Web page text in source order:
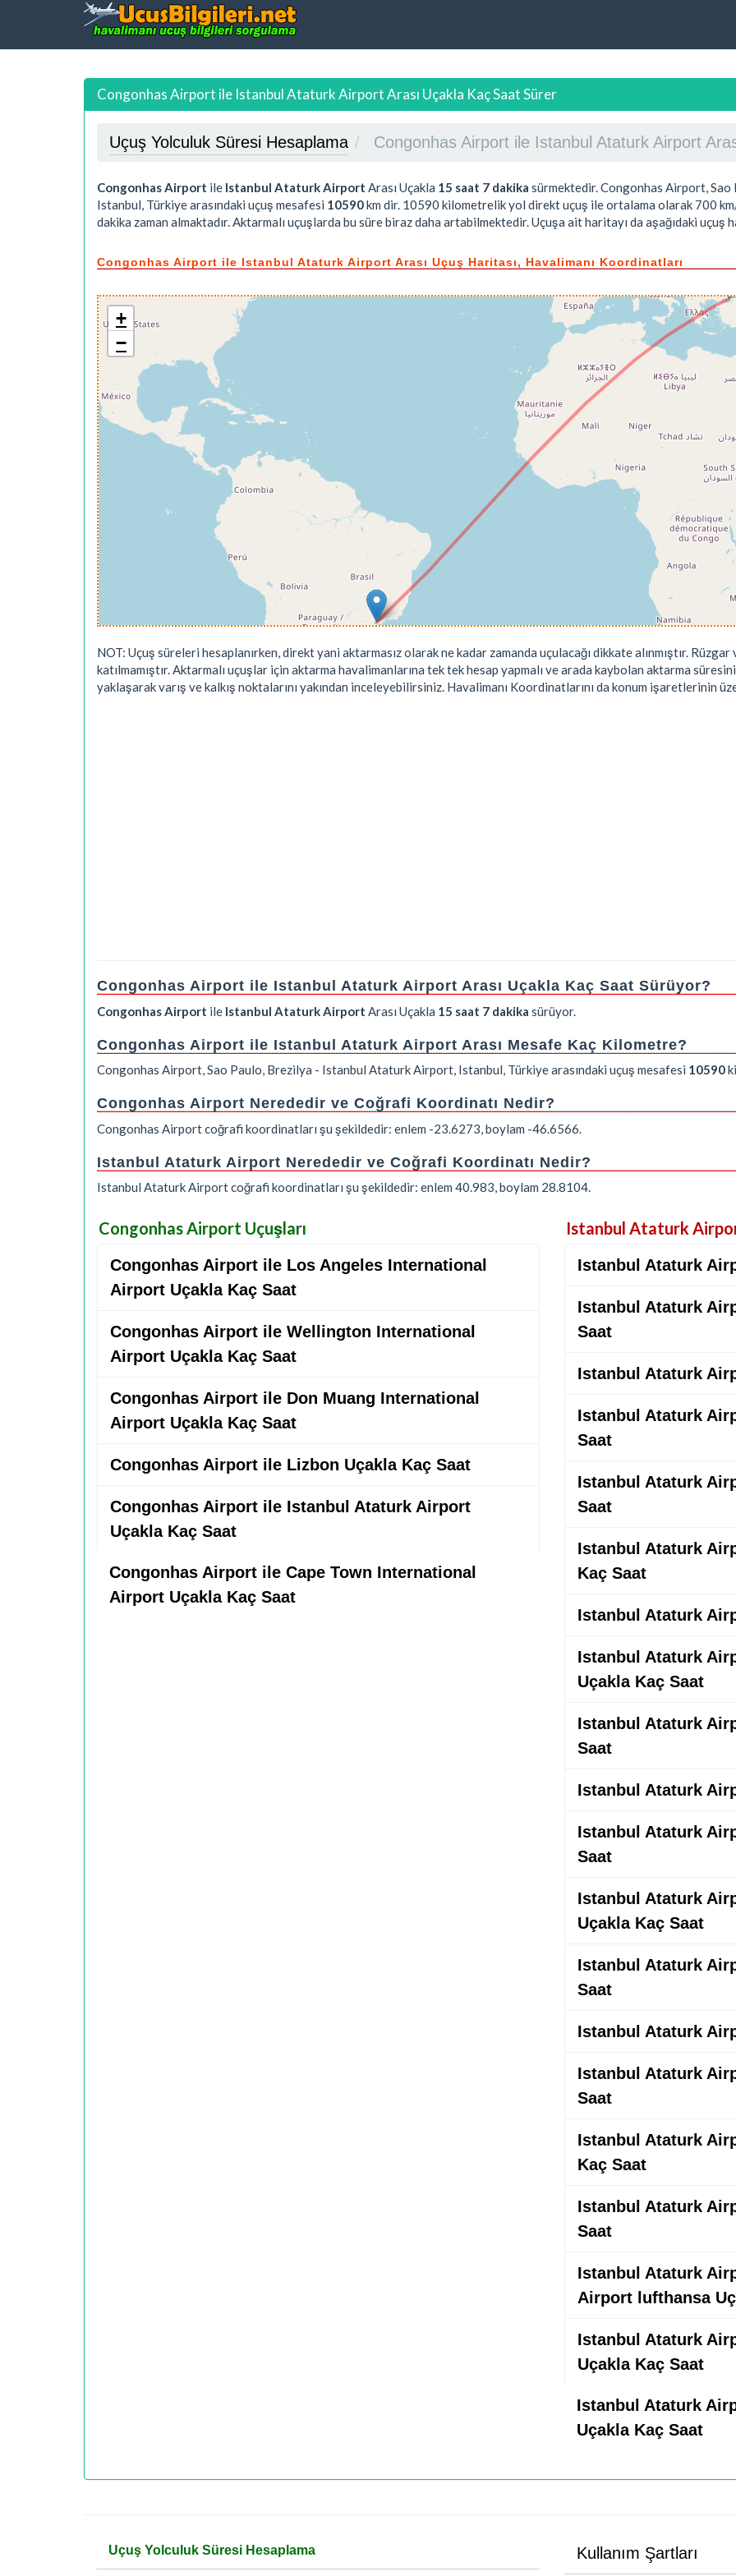
Congonhas Airport ile Istanbul Ataturk Airport Arası Uçakla Kaç Saat Sürer
Uçuş Yolculuk Süresi Hesaplama Congonhas Airport ile Istanbul Ataturk Airport
Congonhas Airport ile Istanbul Ataturk Airport Arası Uçakla 15 saat 7 dakika sürmektedir. Congonhas Airport,
Istanbul, Türkiye arasındaki uçuş mesafesi 10590km dir. 10590 kilometrelik yol direkt uçuş ile ortalama olarak 700
dakika zaman almaktadır. Aktarmalı uçuşlarda bu süre biraz daha artabilmektedir. Uçuşa ait haritayı da aşağıdaki uçuş
Congonhas Airport ile Istanbul Ataturk Airport Arası Uçuş Haritası, Havalimanı Koordinatları
+
−
NOT: Uçuş süreleri hesaplanırken, direkt yani aktarmasız olarak ne kadar zamanda uçulacağı dikkate alınmıştır.
katılmamıştır. Aktarmalı uçuşlar için aktarma havalimanlarına tek tek hesap yapmalı ve arada kaybolan aktarma
yaklaşarak varış ve kalkış noktalarını yakından inceleyebilirsiniz. Havalimanı Koordinatlarını da konum işaretlerinin
Congonhas Airport ile Istanbul Ataturk Airport Arası Uçakla Kaç Saat Sürüyor?
Congonhas Airport ile Istanbul Ataturk Airport Arası Uçakla 15 saat 7 dakika sürüyor.
Congonhas Airport ile Istanbul Ataturk Airport Arası Mesafe Kaç Kilometre?
Congonhas Airport, Sao Paulo, Brezilya - Istanbul Ataturk Airport, Istanbul, Türkiye arasındaki uçuş mesafesi 10590
Congonhas Airport Nerededir ve Coğrafi Koordinatı Nedir?
Congonhas Airport coğrafi koordinatları şu şekildedir: enlem -23.6273, boylam -46.6566.
Istanbul Ataturk Airport Nerededir ve Coğrafi Koordinatı Nedir?
Istanbul Ataturk Airport coğrafi koordinatları şu şekildedir: enlem 40.983, boylam 28.8104.
Congonhas Airport Uçuşları
Congonhas Airport ile Los Angeles International
Airport Uçakla Kaç Saat
Congonhas Airport ile Wellington International
Airport Uçakla Kaç Saat
Congonhas Airport ile Don Muang International
Airport Uçakla Kaç Saat
Congonhas Airport ile Lizbon Uçakla Kaç Saat
Congonhas Airport ile Istanbul Ataturk Airport
Uçakla Kaç Saat
Congonhas Airport ile Cape Town International
Airport Uçakla Kaç Saat
Istanbul Ataturk
Istanbul Ataturk
Istanbul Ataturk
Saat
Istanbul Ataturk
Istanbul Ataturk
Saat
Istanbul Ataturk
Saat
Istanbul Ataturk
Kaç Saat
Istanbul Ataturk
Istanbul Ataturk
Uçakla Kaç Saat
Istanbul Ataturk
Saat
Istanbul Ataturk
Istanbul Ataturk
Saat
Istanbul Ataturk
Uçakla Kaç Saat
Istanbul Ataturk
Saat
Istanbul Ataturk
Istanbul Ataturk
Saat
Istanbul Ataturk
Kaç Saat
Istanbul Ataturk
Saat
Istanbul Ataturk
Airport lufthansa
Istanbul Ataturk
Uçakla Kaç Saat
Istanbul Ataturk
Uçakla Kaç Saat
Uçuş Yolculuk Süresi Hesaplama Kullanım Şartları